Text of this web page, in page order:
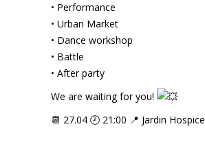
• Performance
• Urban Market
• Dance workshop
• Battle
• After party
We are waiting for you!
📆 27.04 🕗 21:00 📍 Jardin Hospice